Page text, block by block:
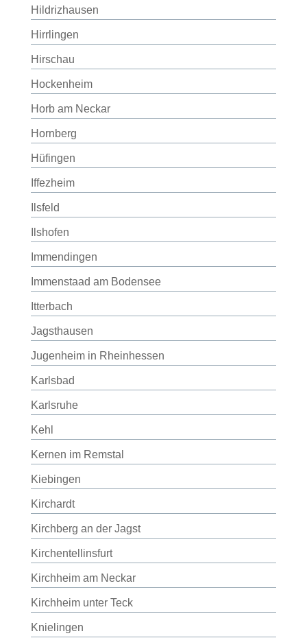
Hildrizhausen
Hirrlingen
Hirschau
Hockenheim
Horb am Neckar
Hornberg
Hüfingen
Iffezheim
Ilsfeld
Ilshofen
Immendingen
Immenstaad am Bodensee
Itterbach
Jagsthausen
Jugenheim in Rheinhessen
Karlsbad
Karlsruhe
Kehl
Kernen im Remstal
Kiebingen
Kirchardt
Kirchberg an der Jagst
Kirchentellinsfurt
Kirchheim am Neckar
Kirchheim unter Teck
Knielingen